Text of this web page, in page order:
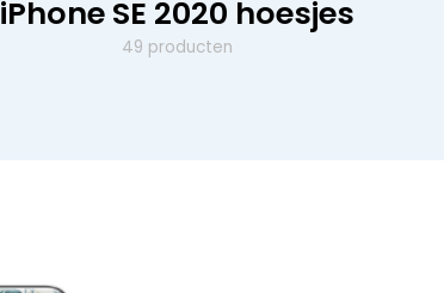
iPhone SE 2020 hoesjes
49 producten